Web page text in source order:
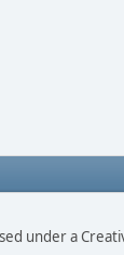
under a